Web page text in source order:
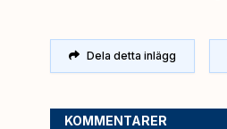
Dela detta inlägg
KOMMENTARER